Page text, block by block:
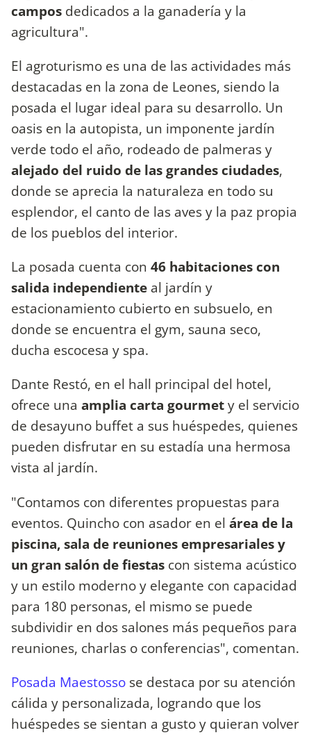
campos dedicados a la ganadería y la
agricultura".
El agroturismo es una de las actividades más
destacadas en la zona de Leones, siendo la
posada el lugar ideal para su desarrollo. Un
oasis en la autopista, un imponente jardín
verde todo el año, rodeado de palmeras y
alejado del ruido de las grandes ciudades,
donde se aprecia la naturaleza en todo su
esplendor, el canto de las aves y la paz propia
de los pueblos del interior.
La posada cuenta con 46 habitaciones con
salida independiente al jardín y
estacionamiento cubierto en subsuelo, en
donde se encuentra el gym, sauna seco,
ducha escocesa y spa.
Dante Restó, en el hall principal del hotel,
ofrece una amplia carta gourmety el servicio
de desayuno buffet a sus huéspedes, quienes
pueden disfrutar en su estadía una hermosa
vista al jardín.
"Contamos con diferentes propuestas para
eventos. Quincho con asador en el área de la
piscina, sala de reuniones empresariales y
un gran salón de fiestas con sistema acústico
y un estilo moderno y elegante con capacidad
para 180 personas, el mismo se puede
subdividir en dos salones más pequeños para
reuniones, charlas o conferencias", comentan.
Posada Maestosso se destaca por su atención
cálida y personalizada, logrando que los
huéspedes se sientan a gusto y quieran volver